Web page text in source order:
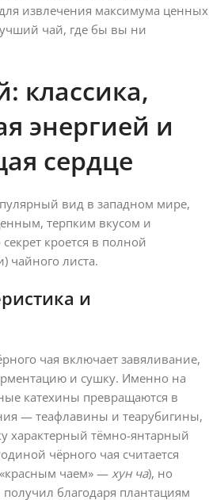
извлечения максимума ценных
чай, где бы вы ни
классика,
энергией и
сердце
вид в западном мире,
терпким вкусом и
кроется в полной
чайного листа.
и
чая включает завяливание,
и сушку. Именно на
катехины превращаются в
— теафлавины и теарубигины,
характерный тёмно-янтарный
чёрного чая считается
чаем» — хун ча), но
благодаря плантациям